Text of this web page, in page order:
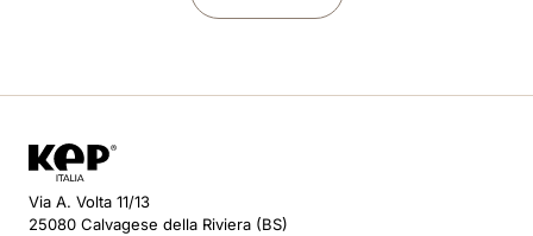
Via A. Volta 11/13
25080 Calvagese della Riviera (BS)